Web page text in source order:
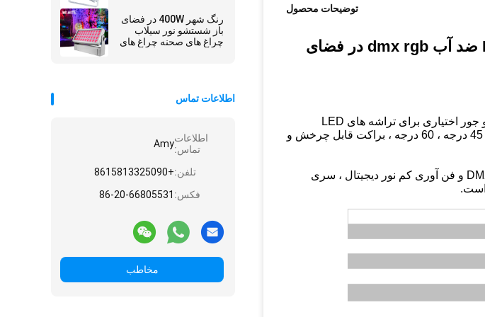
رنگ شهر 400W در فضای
باز شستشو نور سیلاب
چراغ های صحنه چراغ های
اطلاعات تماس
اطلاعات
تماس:Amy
تلفن:+8615813325090
فکس: 86-20-66805531
مخاطب
توضیحات محصول
فوق العاده جمع و جور منعکس کننده LED 20W RGBW LED ضد آب dmx rgb در فضای
سری TG041 انواع ضد آب چراغ سیلاب در فضای باز ، فقط 1.5 کیلوگرم ، بسیار جمع و جور اختیاری برای تراشه های LED
RGBW / گرم سفید / خنک و سفید ، اختیاری برای لنز ، 10 درجه ، 20 درجه ، 30 درجه ، 45 درجه ، 60 درجه ، براکت قابل چرخش و
تغییر رنگ طبیعی است ، با مخلوط کردن رنگ بهتر ، قابل کنترل از طریق سیستم DMX512 و فن آوری کم نور دیجیتال ، سری